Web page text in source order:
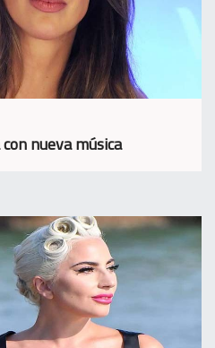
nueva música